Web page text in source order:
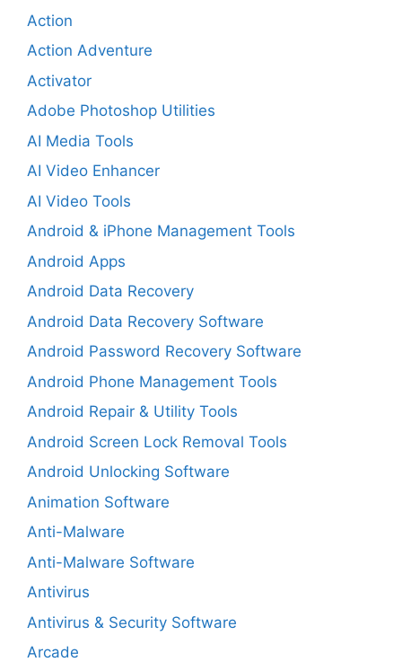
Action
Action Adventure
Activator
Adobe Photoshop Utilities
AI Media Tools
AI Video Enhancer
AI Video Tools
Android & iPhone Management Tools
Android Apps
Android Data Recovery
Android Data Recovery Software
Android Password Recovery Software
Android Phone Management Tools
Android Repair & Utility Tools
Android Screen Lock Removal Tools
Android Unlocking Software
Animation Software
Anti-Malware
Anti-Malware Software
Antivirus
Antivirus & Security Software
Arcade